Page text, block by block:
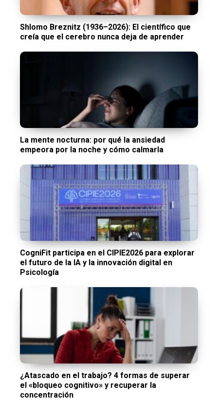
Shlomo Breznitz (1936–2026): El científico que
creía que el cerebro nunca deja de aprender
La mente nocturna: por qué la ansiedad
empeora por la noche y cómo calmarla
CogniFit participa en el CIPIE2026 para explorar
el futuro de la IA y la innovación digital en
Psicología
¿Atascado en el trabajo? 4 formas de superar
el «bloqueo cognitivo» y recuperar la
concentración